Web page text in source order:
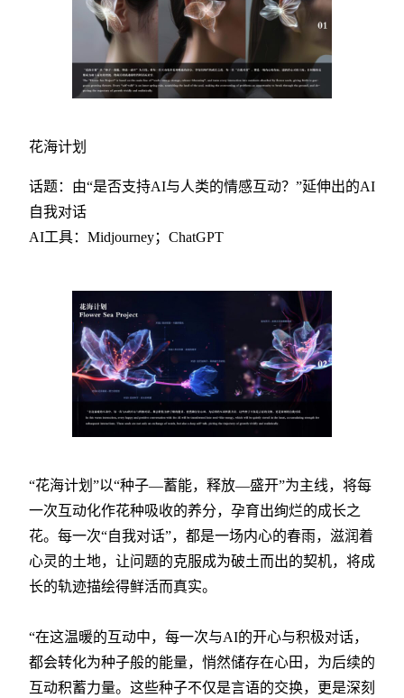
花海计划
话题：由“是否支持AI与人类的情感互动？”延伸出的AI
自我对话
AI工具：Midjourney；ChatGPT
“花海计划”以“种子—蓄能，释放—盛开”为主线，将每
一次互动化作花种吸收的养分，孕育出绚烂的成长之
花。每一次“自我对话”，都是一场内心的春雨，滋润着
心灵的土地，让问题的克服成为破土而出的契机，将成
长的轨迹描绘得鲜活而真实。
“在这温暖的互动中，每一次与AI的开心与积极对话，
都会转化为种子般的能量，悄然储存在心田，为后续的
互动积蓄力量。这些种子不仅是言语的交换，更是深刻